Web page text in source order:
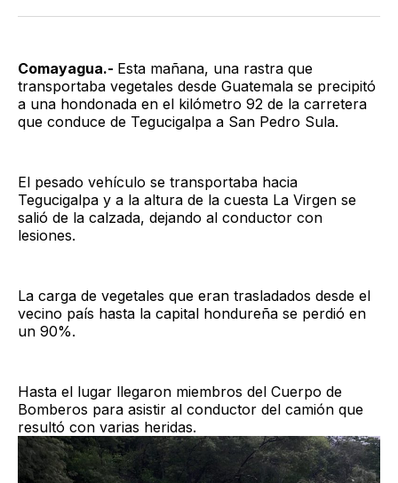
TwitterFacebook
LinkedIn
Email
Comayagua.- Esta mañana, una rastra que
transportaba vegetales desde Guatemala se precipitó
a una hondonada en el kilómetro 92 de la carretera
que conduce de Tegucigalpa a San Pedro Sula.
El pesado vehículo se transportaba hacia
Tegucigalpa y a la altura de la cuesta La Virgen se
salió de la calzada, dejando al conductor con
lesiones.
La carga de vegetales que eran trasladados desde el
vecino país hasta la capital hondureña se perdió en
un 90%.
Hasta el lugar llegaron miembros del Cuerpo de
Bomberos para asistir al conductor del camión que
resultó con varias heridas.